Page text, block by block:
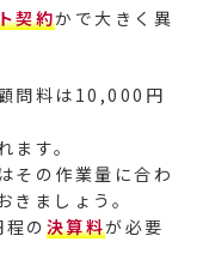
契約かで大きく異
問料は10,000円
ます。
その作業量に合わ
ましょう。
の 決算料が必要